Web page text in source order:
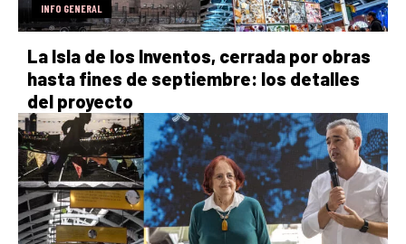
INFO GENERAL
La Isla de los Inventos, cerrada por obras
hasta fines de septiembre: los detalles
del proyecto